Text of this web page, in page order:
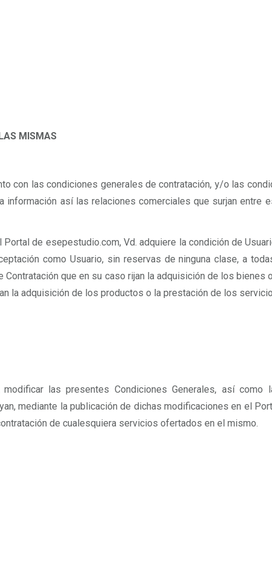
MISMAS
con las condiciones generales de contratación, y/o las
así las relaciones comerciales que surjan entre
de esepestudio.com, Vd. adquiere la condición de
como Usuario, sin reservas de ninguna clase, a
que en su caso rijan la adquisición de los
la adquisición de los productos o la prestación de los
las presentes Condiciones Generales, así como
mediante la publicación de dichas modificaciones en el
de cualesquiera servicios ofertados en el mismo.